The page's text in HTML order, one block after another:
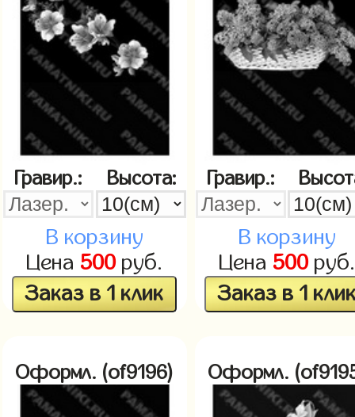
Гравир.: Высота:
В корзину
Цена 500руб.
Заказ в 1 клик
Гравир.:
В корзину
Цена 500руб.
Заказ в 1
Оформл. (of9196) Оформл.